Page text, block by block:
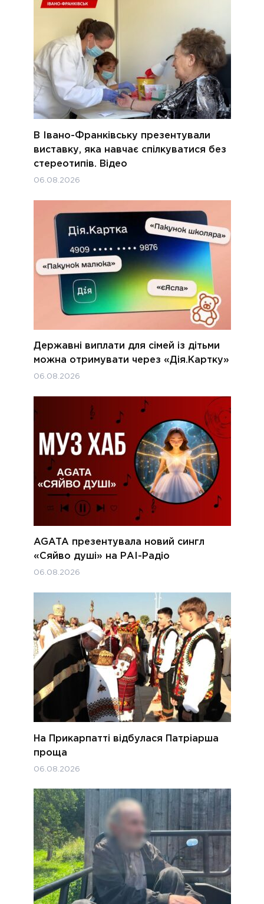
В Івано-Франківську презентували
виставку, яка навчає спілкуватися без
стереотипів. Відео
06.08.2026
Державні виплати для сімей із дітьми
можна отримувати через «Дія.Картку»
06.08.2026
AGATA презентувала новий сингл
«Сяйво душі» на РАІ-Радіо
06.08.2026
На Прикарпатті відбулася Патріарша
проща
06.08.2026